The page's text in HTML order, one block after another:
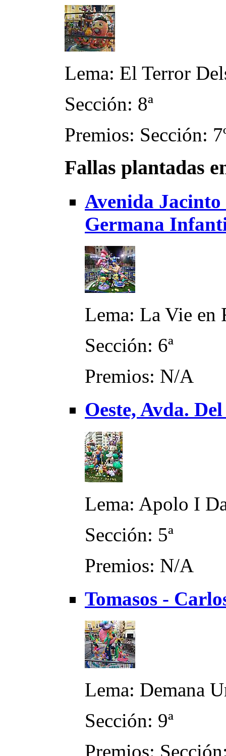
Lema: El Terror
Sección: 8ª
Premios: Sección:
Fallas plantadas
Avenida Jacinto
Germana
Lema: La Vie en
Sección: 6ª
Premios: N/A
Oeste, Avda.
Lema: Apolo I
Sección: 5ª
Premios: N/A
Tomasos -
Lema: Demana
Sección: 9ª
Premios: